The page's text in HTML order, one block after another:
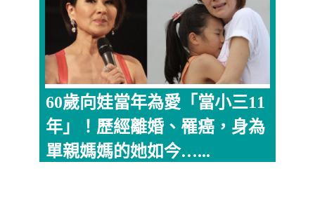
60歲向娃當年為愛「當小三11
年」！歷經離婚、罹癌，身為
單親媽媽的她如今…...